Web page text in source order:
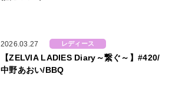
2026.03.27 レディース
【ZELVIA LADIES Diary～繋ぐ～】#420/
中野あおい/BBQ